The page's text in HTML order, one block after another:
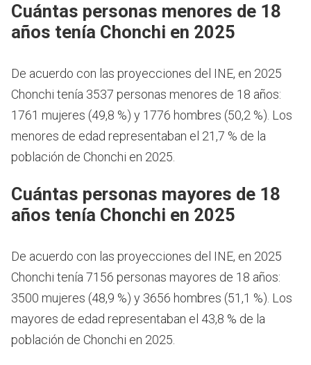
Cuántas personas menores de 18
años tenía Chonchi en 2025
De acuerdo con las proyecciones del INE, en 2025
Chonchi tenía 3537 personas menores de 18 años:
1761 mujeres (49,8 %) y 1776 hombres (50,2 %). Los
menores de edad representaban el 21,7 % de la
población de Chonchi en 2025.
Cuántas personas mayores de 18
años tenía Chonchi en 2025
De acuerdo con las proyecciones del INE, en 2025
Chonchi tenía 7156 personas mayores de 18 años:
3500 mujeres (48,9 %) y 3656 hombres (51,1 %). Los
mayores de edad representaban el 43,8 % de la
población de Chonchi en 2025.